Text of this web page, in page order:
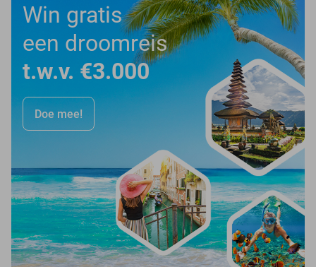
Win gratis
een droomreis
t.w.v. €3.000
Doe mee!